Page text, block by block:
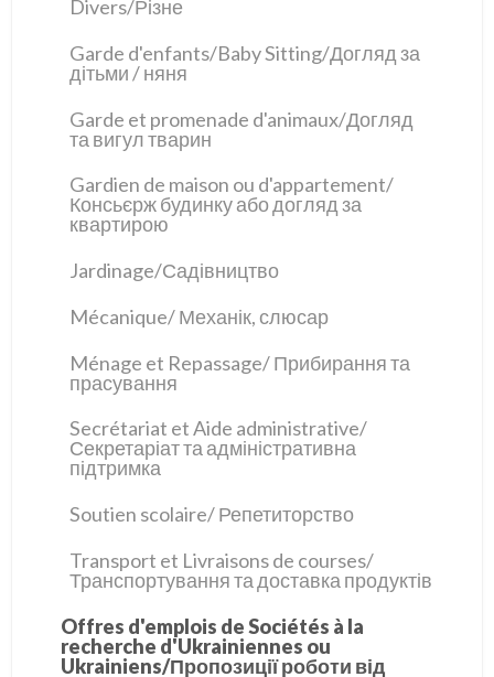
Divers/Різне
Garde d'enfants/Baby Sitting/Догляд за
дітьми / няня
Garde et promenade d'animaux/Догляд
та вигул тварин
Gardien de maison ou d'appartement/
Консьєрж будинку або догляд за
квартирою
Jardinage/Садівництво
Mécanique/ Механік, слюсар
Ménage et Repassage/ Прибирання та
прасування
Secrétariat et Aide administrative/
Секретаріат та адміністративна
підтримка
Soutien scolaire/ Репетиторство
Transport et Livraisons de courses/
Транспортування та доставка продуктів
Offres d'emplois de Sociétés à la
recherche d'Ukrainiennes ou
Ukrainiens/Пропозиції роботи від